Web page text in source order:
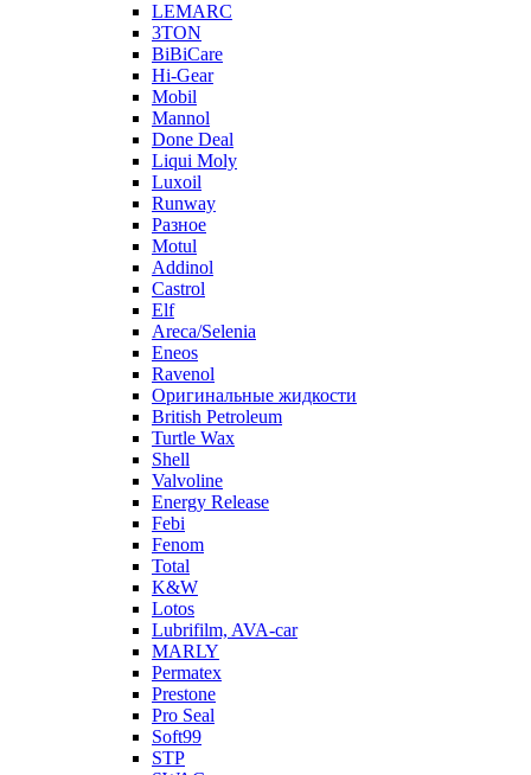
LEMARC
3TON
BiBiCare
Hi-Gear
Mobil
Mannol
Done Deal
Liqui Moly
Luxoil
Runway
Разное
Motul
Addinol
Castrol
Elf
Areca/Selenia
Eneos
Ravenol
Оригинальные жидкости
British Petroleum
Turtle Wax
Shell
Valvoline
Energy Release
Febi
Fenom
Total
K&W
Lotos
Lubrifilm, AVA-car
MARLY
Permatex
Prestone
Pro Seal
Soft99
STP